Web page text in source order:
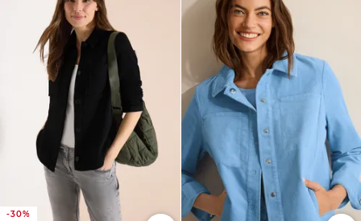
-30%